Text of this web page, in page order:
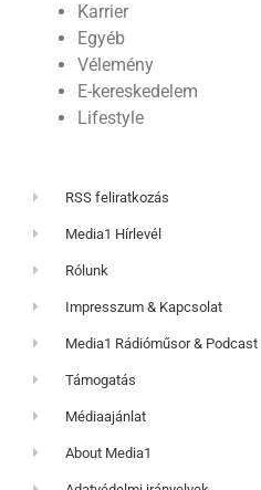
Karrier
Egyéb
Vélemény
E-kereskedelem
Lifestyle
RSS feliratkozás
Media1 Hírlevél
Rólunk
Impresszum & Kapcsolat
Media1 Rádióműsor & Podcast
Támogatás
Médiaajánlat
About Media1